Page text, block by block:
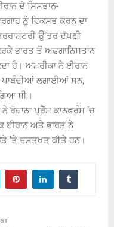
ਦੇ ਸਿਸਤਾਨ-
ਨੂੰ ਵਿਕਸਤ ਕਰਨ ਦਾ
ਉੱਤਰ-ਦੱਖਣੀ
ਭਾਰਤ ਤੋਂ ਅਫਗਾਨਿਸਤਾਨ
ਹੈ। ਅਮਰੀਕਾ ਨੇ ਈਰਾਨ
ਪਾਬੰਦੀਆਂ ਲਗਾਈਆਂ ਸਨ,
ਸੀ।
ਰੋਜ਼ਾਨਾ ਪ੍ਰੈੱਸ ਕਾਨਫਰੰਸ ’ਚ
ਈਰਾਨ ਅਤੇ ਭਾਰਤ ਨੇ
’ਤੇ ਦਸਤਖਤ ਕੀਤੇ ਹਨ।